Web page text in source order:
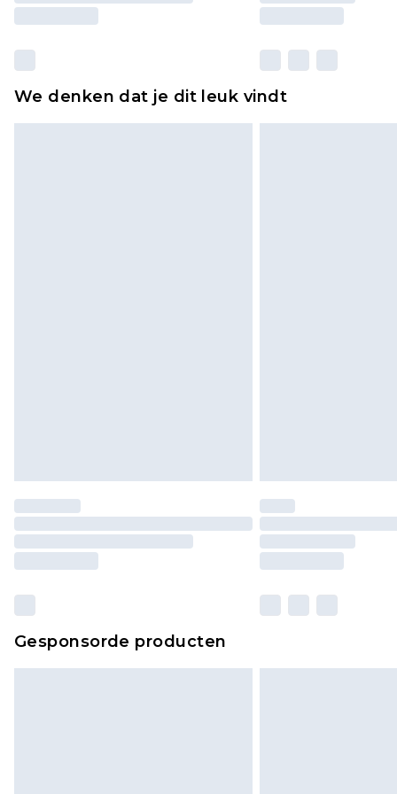
We denken dat je dit leuk vindt
Gesponsorde producten